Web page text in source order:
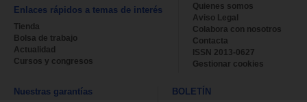
Enlaces rápidos a temas de interés
Tienda
Bolsa de trabajo
Actualidad
Cursos y congresos
Quienes somos
Aviso Legal
Colabora con nosotros
Contacta
ISSN 2013-0627
Gestionar cookies
Nuestras garantías BOLETÍN